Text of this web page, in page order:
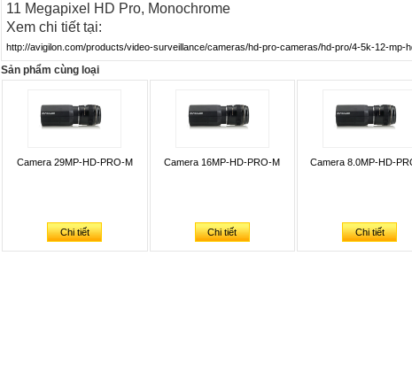
11 Megapixel HD Pro, Monochrome
Xem chi tiết tại:
http://avigilon.com/products/video-surveillance/cameras/hd-pro-cameras/hd-pro/4-5k-12-mp-
Sản phẩm cùng loại
Camera 29MP-HD-PRO-M
Chi tiết
Camera 16MP-HD-PRO-M
Chi tiết
Camera 8.0MP-HD-
Chi tiết